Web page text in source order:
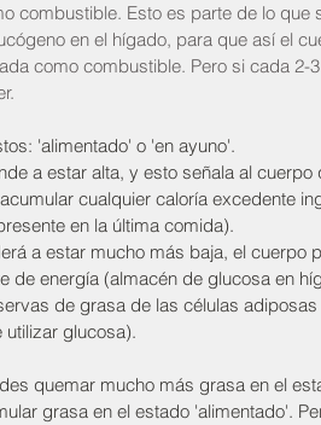
combustible. Esto es parte de lo que
en el hígado, para que así el
como combustible. Pero si cada 2-
'alimentado' o 'en ayuno'.
a estar alta, y esto señala al cuerpo
cualquier caloría excedente
en la última comida).
a estar mucho más baja, el cuerpo
de energía (almacén de glucosa en
de grasa de las células
glucosa).
quemar mucho más grasa en el
grasa en el estado 'alimentado'.